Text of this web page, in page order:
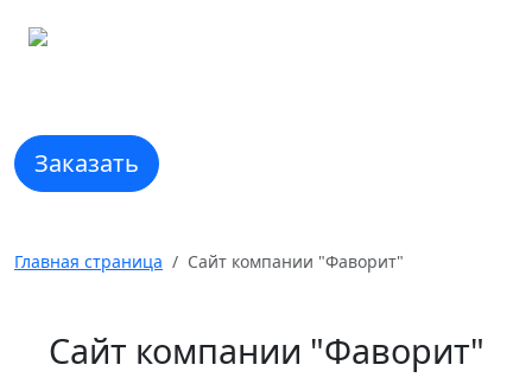
Заказать
Главная страница Сайт компании "Фаворит"
Сайт компании "Фаворит"